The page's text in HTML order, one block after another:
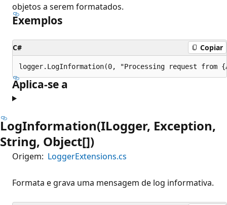
objetos a serem formatados.
Exemplos
C# Copiar
Aplica-se a
LogInformation(ILogger, Exception,
String, Object[])
Origem: LoggerExtensions.cs
Formata e grava uma mensagem de log informativa.